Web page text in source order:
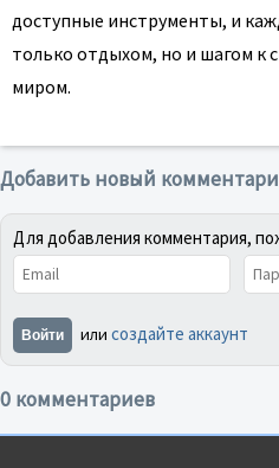
доступные инструменты, и
только отдыхом, но и шагом к
миром.
Добавить новый
Для добавления комментария,
Войти или создайте аккаунт
0 комментариев